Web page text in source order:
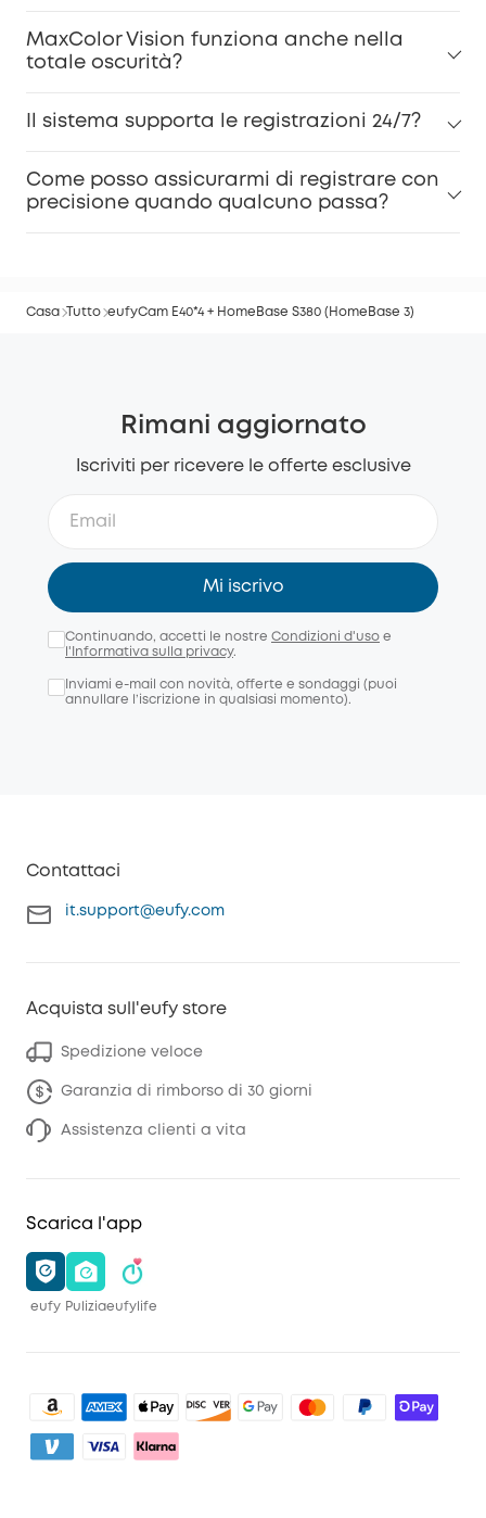
MaxColor Vision funziona anche nella
totale oscurità?
Il sistema supporta le registrazioni 24/7?
Come posso assicurarmi di registrare con
precisione quando qualcuno passa?
Casa Tutto eufyCam E40*4 + HomeBase S380 (HomeBase 3)
Rimani aggiornato
Iscriviti per ricevere le offerte esclusive
Mi iscrivo
Continuando, accetti le nostre Condizioni d'uso e
l'Informativa sulla privacy.
Inviami e-mail con novità, offerte e sondaggi (puoi
annullare l’iscrizione in qualsiasi momento).
Contattaci
it.support@eufy.com
Acquista sull'eufy store
Spedizione veloce
Garanzia di rimborso di 30 giorni
Assistenza clienti a vita
Scarica l'app
eufy Puliziaeufylife